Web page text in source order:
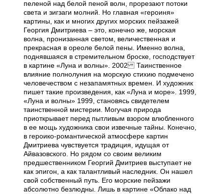
пеленой над белой пеной волн, прорезают потоки
света и зигзаги молний. Но главная «героиня»
картины, как и многих других морских пейзажей
Георгия Дмитриева – это, конечно же, морская
волна, пронизанная светом, величественная и
прекрасная в ореоле белой пены. Именно волна,
поднявшаяся в стремительном броске, господствует
в картине «Луна и волны». 2002 Таинственное
влияние полнолуния на морскую стихию подмечено
человечеством с незапамятных времен. И художник
пишет такие произведения, как «Луна и море». 1999,
«Луна и волны» 1999, становясь свидетелем
таинственной мистерии. Могучая природа
приоткрывает перед пытливым взором влюбленного
в ее мощь художника свои извечные тайны. Конечно,
в героико-романтической атмосфере картин
Дмитриева чувствуется традиция, идущая от
Айвазовского. Но рядом со своим великим
предшественником Георгий Дмитриев выступает не
как эпигон, а как талантливый наследник. Он нашел
свой собственный путь. Его морские пейзажи
абсолютно безлюдны. Лишь в картине «Облако над